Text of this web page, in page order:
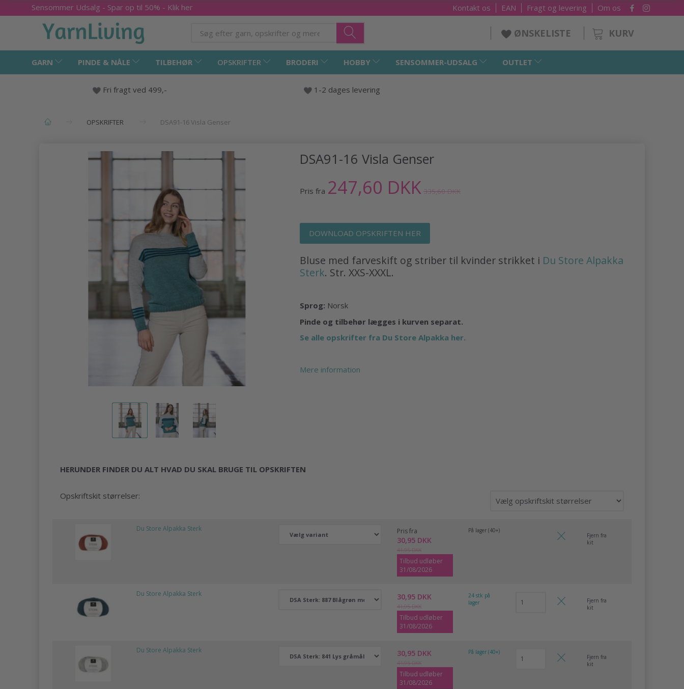
Sensommer Udsalg - Spar op til 50% - Klik her Om os
Fragt og levering
EAN
Kontakt os
KURV
ØNSKELISTE
GARN PINDE & NÅLE TILBEHØR OPSKRIFTER BRODERI HOBBY SENSOMMER-UDSALG OUTLET
Fri fragt ved 499,- 1-2 dages levering
OPSKRIFTER DSA91-16 Visla Genser
DSA91-16 Visla Genser
Pris fra 247,60 DKK 335,60 DKK
DOWNLOAD OPSKRIFTEN HER
Bluse med farveskift og striber til kvinder strikket i Du Store Alpakka
Sterk. Str. XXS-XXXL.
Sprog: Norsk
Pinde og tilbehør lægges i kurven separat.
Se alle opskrifter fra Du Store Alpakka her.
Mere information
HERUNDER FINDER DU ALT HVAD DU SKAL BRUGE TIL OPSKRIFTEN
Opskriftskit størrelser:
Du Store Alpakka Sterk Pris fra
30,95 DKK
41,95 DKK
Tilbud udløber
31/08/2026
På lager (40+)
Fjern fra
kit
Du Store Alpakka Sterk 30,95 DKK
41,95 DKK
Tilbud udløber
31/08/2026
24 stk på
lager
Fjern fra
kit
Du Store Alpakka Sterk 30,95 DKK
41,95 DKK
Tilbud udløber
31/08/2026
På lager (40+)
Fjern fra
kit